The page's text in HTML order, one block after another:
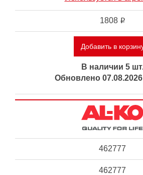
1808 i
Добавить в
В наличии 5
Обновлено
462777
462777